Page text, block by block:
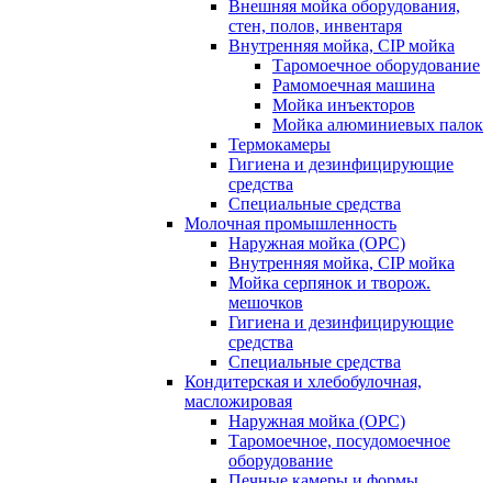
Внешняя мойка оборудования,
стен, полов, инвентаря
Внутренняя мойка, CIP мойка
Таромоечное оборудование
Рамомоечная машина
Мойка инъекторов
Мойка алюминиевых палок
Термокамеры
Гигиена и дезинфицирующие
средства
Специальные средства
Молочная промышленность
Наружная мойка (ОРС)
Внутренняя мойка, CIP мойка
Мойка серпянок и творож.
мешочков
Гигиена и дезинфицирующие
средства
Специальные средства
Кондитерская и хлебобулочная,
масложировая
Наружная мойка (ОРС)
Таромоечное, посудомоечное
оборудование